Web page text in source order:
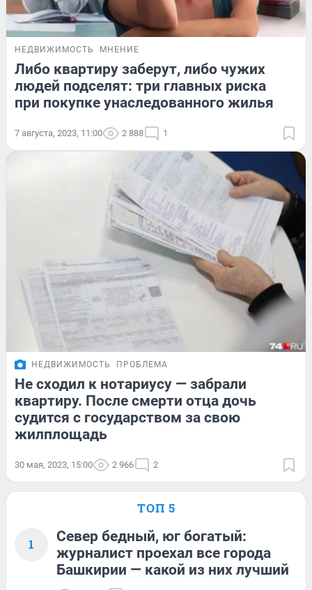
НЕДВИЖИМОСТЬ МНЕНИЕ
Либо квартиру заберут, либо чужих
людей подселят: три главных риска
при покупке унаследованного жилья
7 августа, 2023, 11:00 2 888 1
НЕДВИЖИМОСТЬ ПРОБЛЕМА
Не сходил к нотариусу — забрали
квартиру. После смерти отца дочь
судится с государством за свою
жилплощадь
30 мая, 2023, 15:00 2 966 2
ТОП 5
1
Север бедный, юг богатый:
журналист проехал все города
Башкирии — какой из них лучший